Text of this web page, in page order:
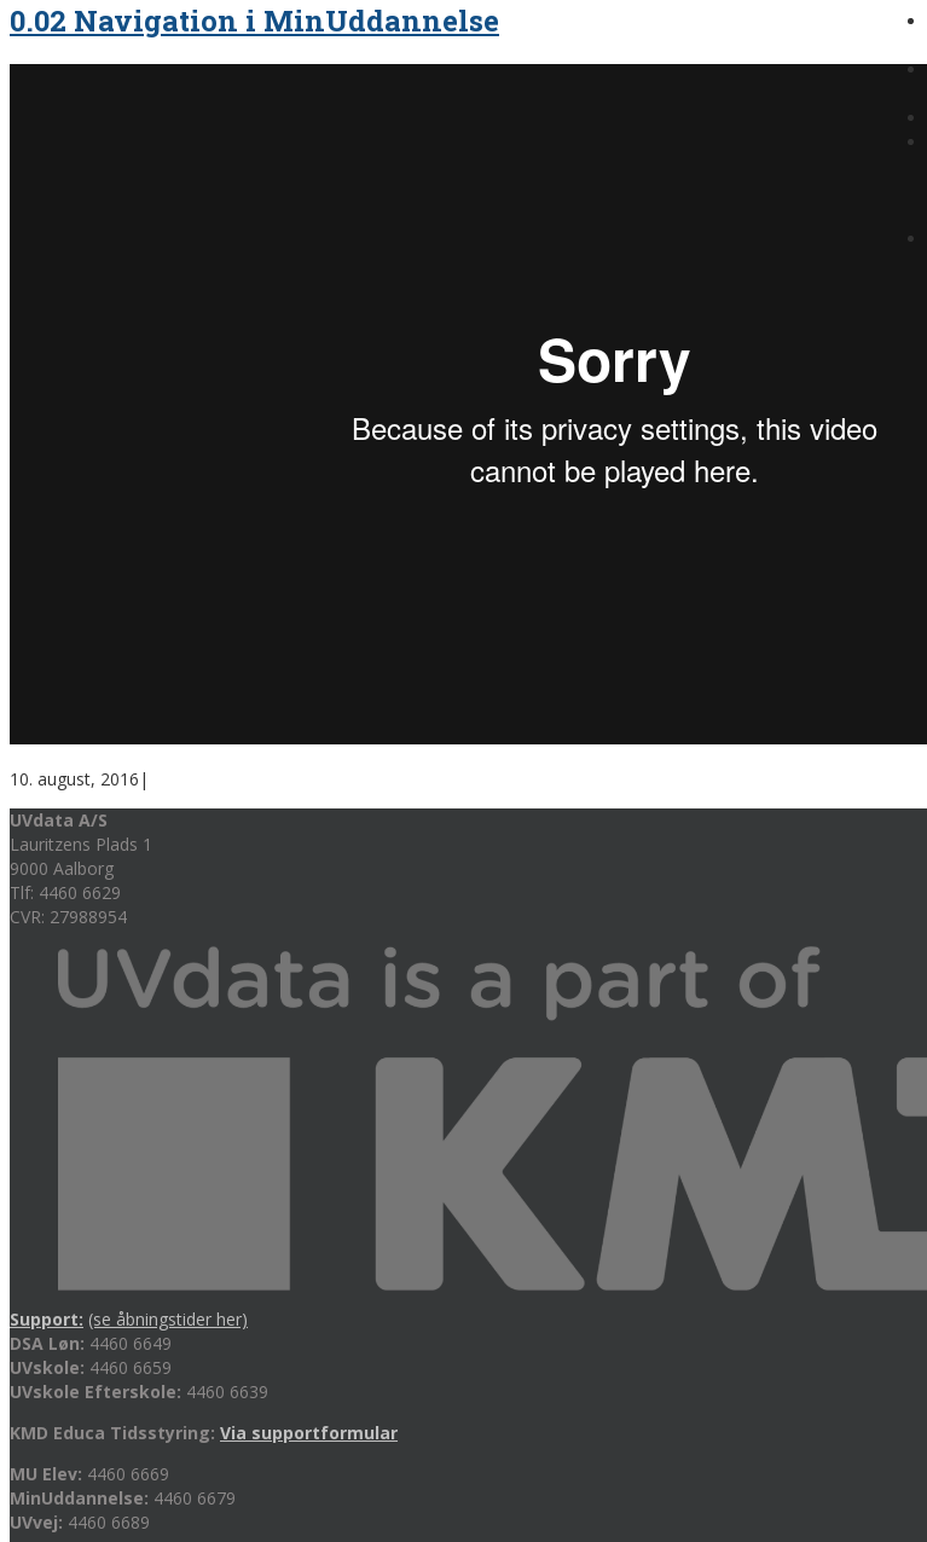
0.02 Navigation i MinUddannelse
10. august, 2016 |
UVdata A/S
Lauritzens Plads 1
9000 Aalborg
Tlf: 4460 6629
CVR: 27988954
Support: (se åbningstider her)
DSA Løn: 4460 6649
UVskole: 4460 6659
UVskole Efterskole: 4460 6639
KMD Educa Tidsstyring: Via supportformular
MU Elev: 4460 6669
MinUddannelse: 4460 6679
UVvej: 4460 6689